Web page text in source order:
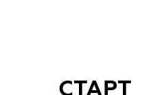
СТАРТ